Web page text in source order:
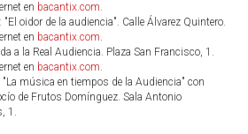
en bacantix.com.
oidor de la audiencia". Calle Álvarez Quintero.
en bacantix.com.
a la Real Audiencia. Plaza San Francisco, 1.
en bacantix.com.
"La música en tiempos de la Audiencia" con
de Frutos Domínguez. Sala Antonio
1.